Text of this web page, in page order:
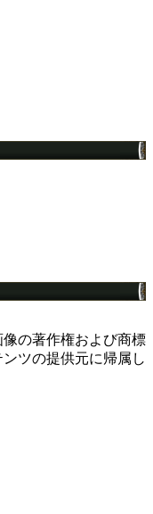
の著作権および商標
ツの提供元に帰属し